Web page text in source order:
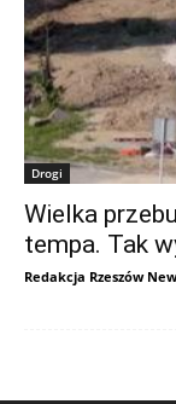
Drogi
Wielka
tempa. Tak
Redakcja Rzeszów